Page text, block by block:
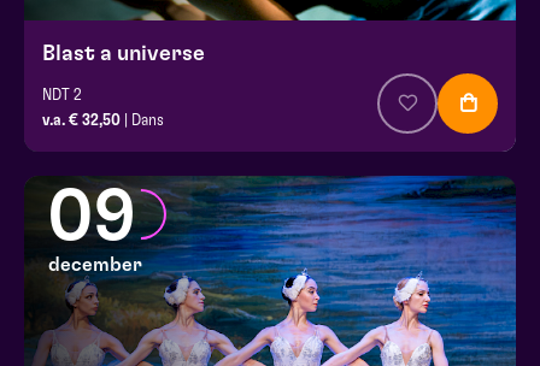
Blast a universe
NDT 2
v.a. € 32,50 | Dans
09
december